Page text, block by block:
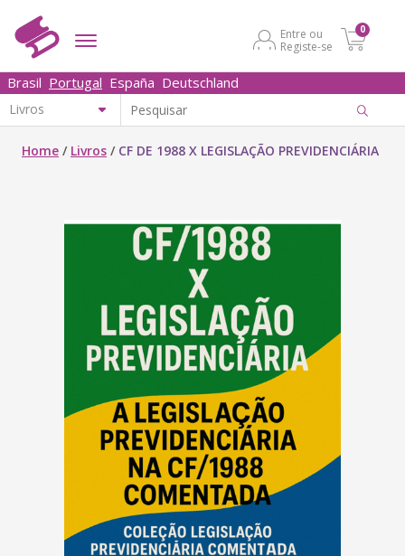
Entre ou
Registe-se
0
Brasil Portugal España Deutschland
Home / Livros / CF DE 1988 X LEGISLAÇÃO PREVIDENCIÁRIA